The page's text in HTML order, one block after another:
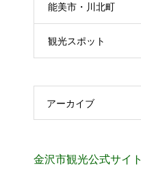
能美市・川北町
観光スポット
アーカイブ
金沢市観光公式サイト